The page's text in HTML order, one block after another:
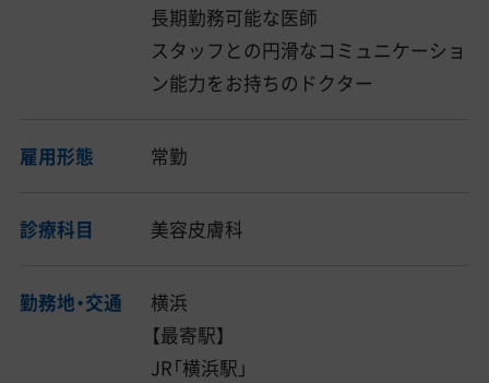
長期勤務可能な医師
スタッフとの円滑なコミュニケーショ
ン能力をお持ちのドクター
雇用形態 常勤
診療科目 美容皮膚科
勤務地・交通
横浜
【最寄駅】
JR「横浜駅」